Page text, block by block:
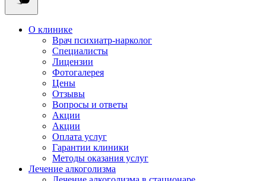
О клинике
Врач психиатр-нарколог
Специалисты
Лицензии
Фотогалерея
Цены
Отзывы
Вопросы и ответы
Акции
Акции
Оплата услуг
Гарантии клиники
Методы оказания услуг
Лечение алкоголизма